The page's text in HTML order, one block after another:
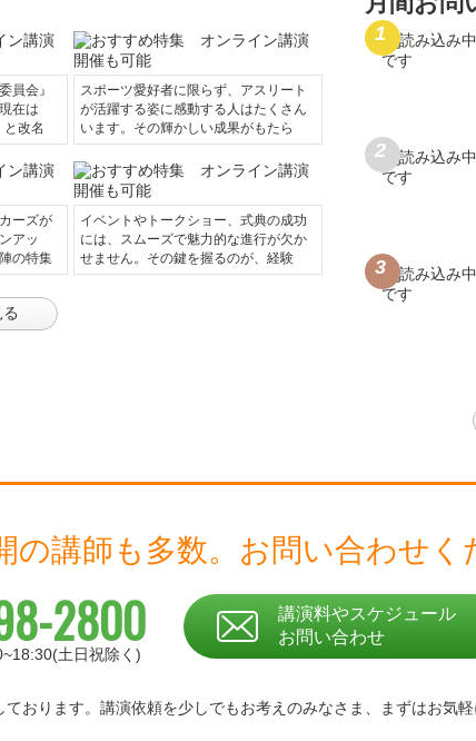
員会』
在は
と改名
スポーツ愛好者に限らず、アスリート
が活躍する姿に感動する人はたくさん
います。その輝かしい成果がもたら
ーズが
アッ
の特集
イベントやトークショー、式典の成功
には、スムーズで魅力的な進行が欠か
せません。その鍵を握るのが、経験
講師も多数。 お問い合わせく
2800
土日祝除く)
講演料やスケジュール
お問い合わせ
おります。 講演依頼を少しでもお考えのみなさま、 まずはお気